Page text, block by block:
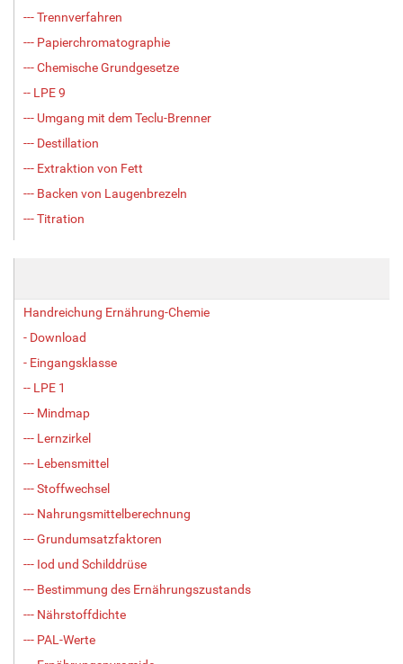
--- Trennverfahren
--- Papierchromatographie
--- Chemische Grundgesetze
-- LPE 9
--- Umgang mit dem Teclu-Brenner
--- Destillation
--- Extraktion von Fett
--- Backen von Laugenbrezeln
--- Titration
Handreichung Ernährung-Chemie
- Download
- Eingangsklasse
-- LPE 1
--- Mindmap
--- Lernzirkel
--- Lebensmittel
--- Stoffwechsel
--- Nahrungsmittelberechnung
--- Grundumsatzfaktoren
--- Iod und Schilddrüse
--- Bestimmung des Ernährungszustands
--- Nährstoffdichte
--- PAL-Werte